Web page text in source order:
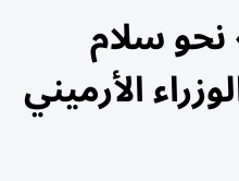
سلام
الأرميني